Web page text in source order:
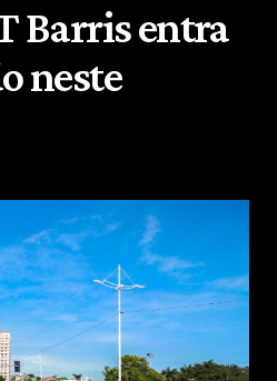
Barris entra
neste